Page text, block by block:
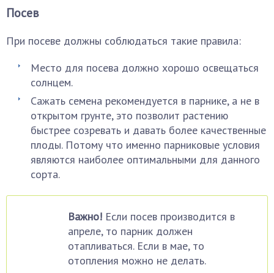
Посев
При посеве должны соблюдаться такие правила:
Место для посева должно хорошо освещаться
солнцем.
Сажать семена рекомендуется в парнике, а не в
открытом грунте, это позволит растению
быстрее созревать и давать более качественные
плоды. Потому что именно парниковые условия
являются наиболее оптимальными для данного
сорта.
Важно! Если посев производится в
апреле, то парник должен
отапливаться. Если в мае, то
отопления можно не делать.